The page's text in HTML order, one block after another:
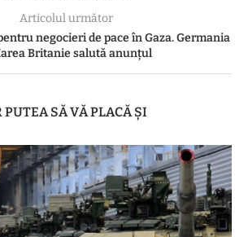
Articolul următor
negocieri de pace în Gaza. Germania
Britanie salută anunţul
PUTEA SĂ VĂ PLACĂ ȘI